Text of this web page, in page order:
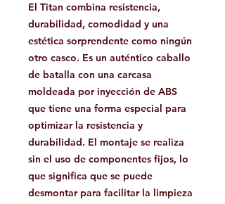
El Titan combina resistencia,
durabilidad, comodidad y una
estética sorprendente como ningún
otro casco. Es un auténtico caballo
de batalla con una carcasa
moldeada por inyección de ABS
que tiene una forma especial para
optimizar la resistencia y
durabilidad. El montaje se realiza
sin el uso de componentes fijos, lo
que significa que se puede
desmontar para facilitar la limpieza